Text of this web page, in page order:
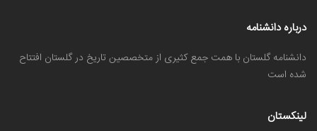
درباره دانشنامه
دانشنامه گلستان با همت جمع کثیری از متخصصین تاریخ در گلستان افتتاح
شده است
لینکستان